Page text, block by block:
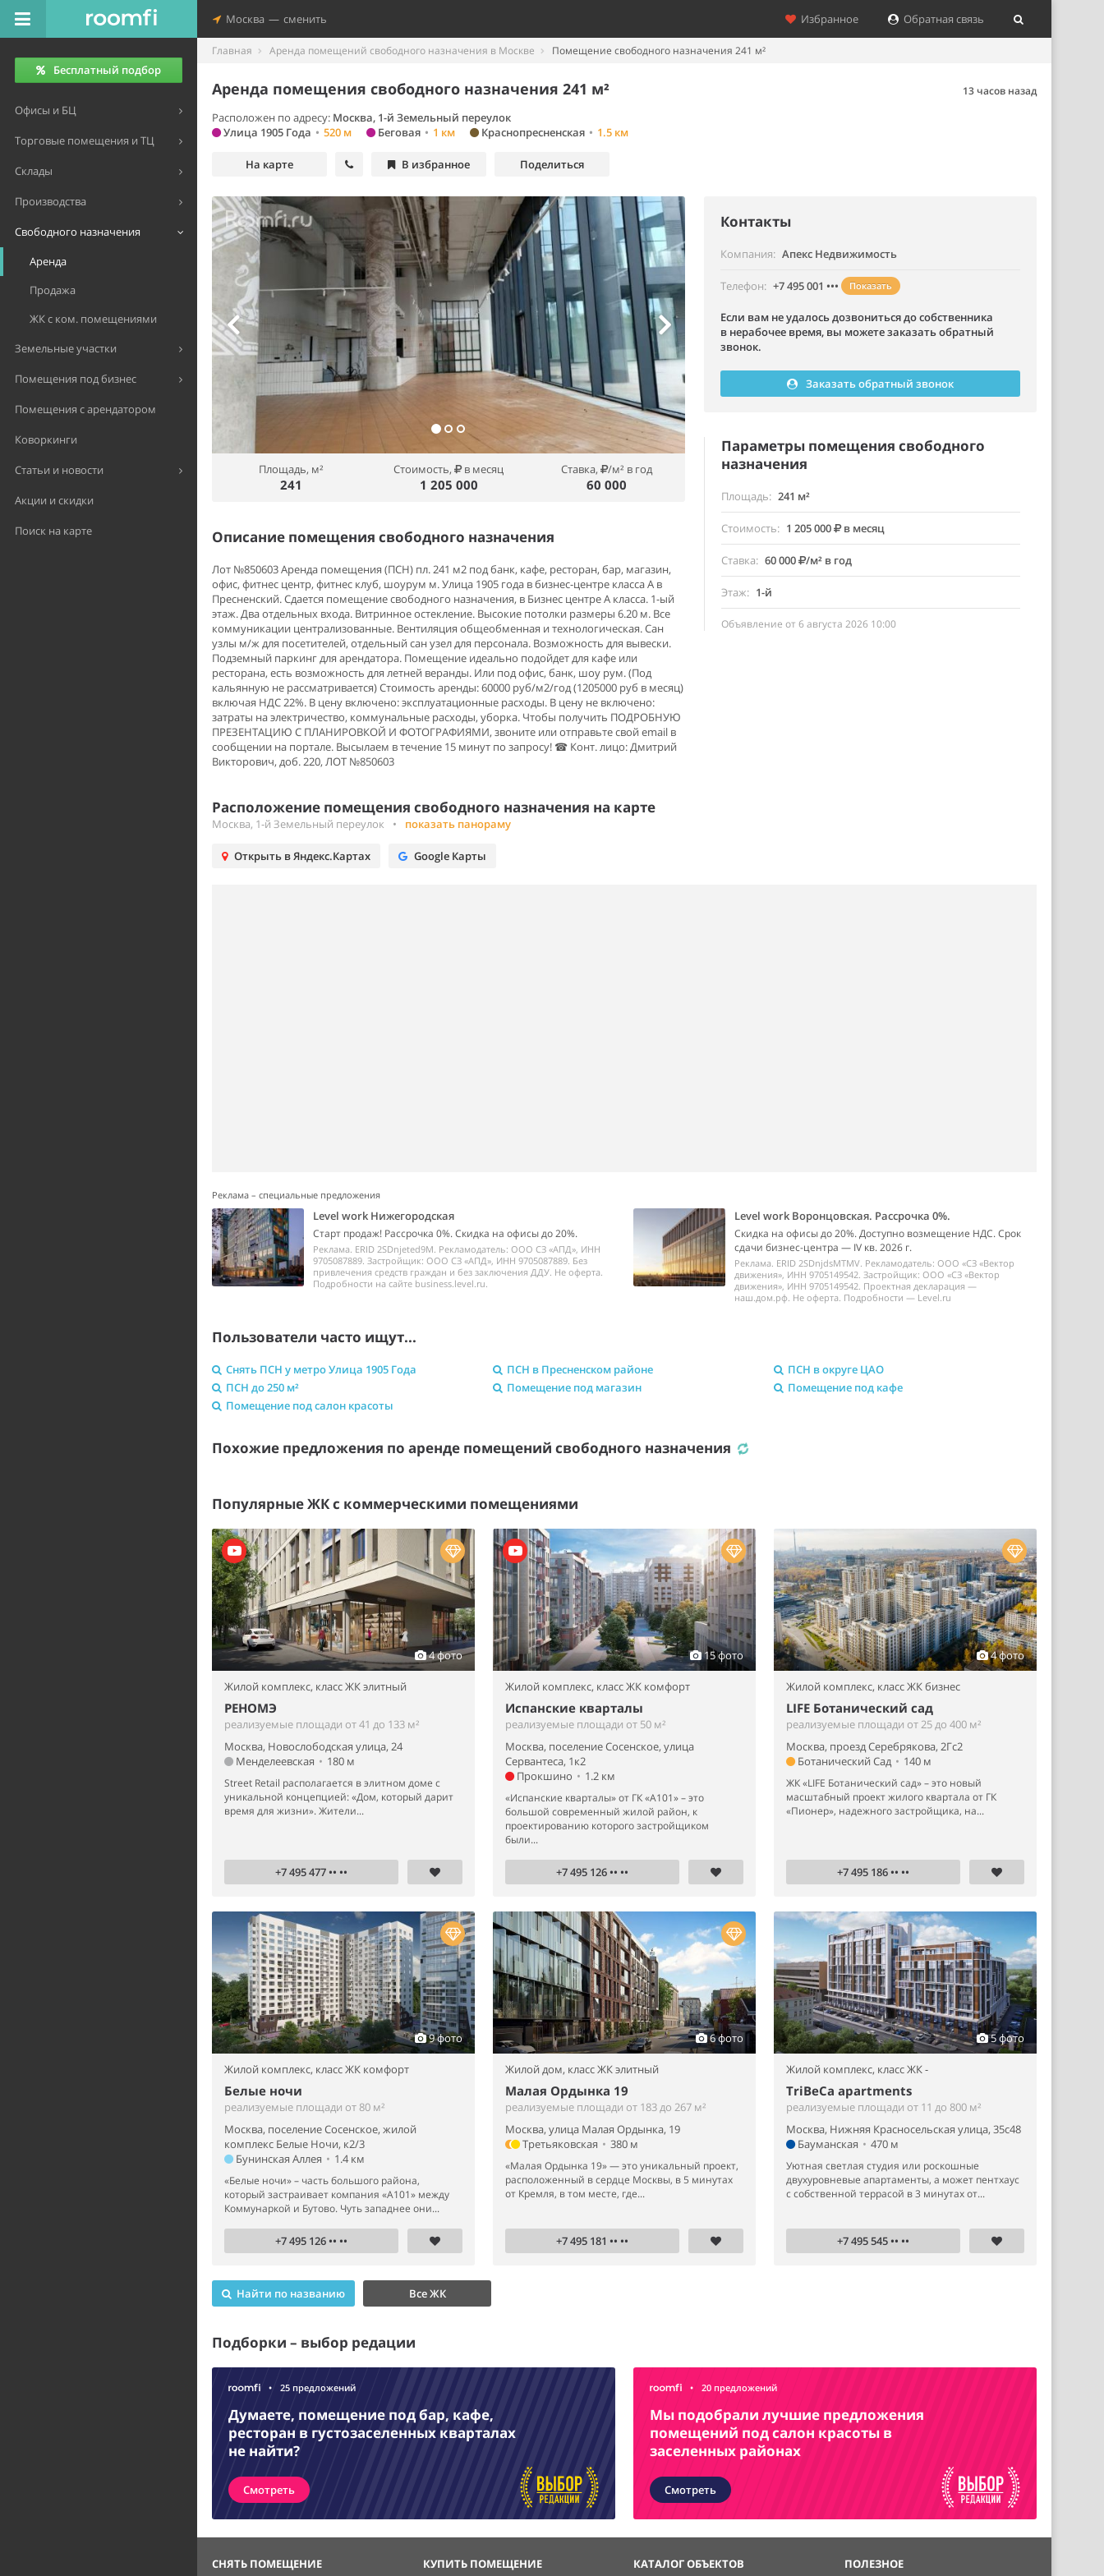
Москва — сменить Избранное Обратная связь
Бесплатный подбор
Офисы и БЦ
Торговые помещения и ТЦ
Склады
Производства
Свободного назначения
Аренда
Продажа
ЖК с ком. помещениями
Земельные участки
Помещения под бизнес
Помещения с арендатором
Коворкинги
Статьи и новости
Акции и скидки
Поиск на карте
Главная Аренда помещений свободного назначения в Москве Помещение свободного назначения 241 м²
Аренда помещения свободного назначения 241 м² 13 часов назад
Расположен по адресу: Москва, 1-й Земельный переулок
Улица 1905 Года • 520 м Беговая • 1 км Краснопресненская • 1.5 км
На карте В избранное Поделиться
Площадь, м²
241
Стоимость, в месяц
1 205 000
Ставка, /м² в год
60 000
Описание помещения свободного назначения
Лот №850603 Аренда помещения (ПСН) пл. 241 м2 под банк, кафе, ресторан, бар, магазин,
офис, фитнес центр, фитнес клуб, шоурум м. Улица 1905 года в бизнес-центре класса А в
Пресненский. Сдается помещение свободного назначения, в Бизнес центре А класса. 1-ый
этаж. Два отдельных входа. Витринное остекление. Высокие потолки размеры 6.20 м. Все
коммуникации централизованные. Вентиляция общеобменная и технологическая. Сан
узлы м/ж для посетителей, отдельный сан узел для персонала. Возможность для вывески.
Подземный паркинг для арендатора. Помещение идеально подойдет для кафе или
ресторана, есть возможность для летней веранды. Или под офис, банк, шоу рум. (Под
кальянную не рассматривается) Стоимость аренды: 60000 руб/м2/год (1205000 руб в месяц)
включая НДС 22%. В цену включено: эксплуатационные расходы. В цену не включено:
затраты на электричество, коммунальные расходы, уборка. Чтобы получить ПОДРОБНУЮ
ПРЕЗЕНТАЦИЮ С ПЛАНИРОВКОЙ И ФОТОГРАФИЯМИ, звоните или отправьте свой email в
сообщении на портале. Высылаем в течение 15 минут по запросу! ☎ Конт. лицо: Дмитрий
Викторович, доб. 220, ЛОТ №850603
Контакты
Компания Апекс Недвижимость
Телефон +7 495 001 ••• Показать
Если вам не удалось дозвониться до собственника
в нерабочее время, вы можете заказать обратный
звонок.
Заказать обратный звонок
Параметры помещения свободного
назначения
Площадь 241 м²
Стоимость 1 205 000 в месяц
Ставка 60 000 /м² в год
Этаж 1-й
Объявление от 6 августа 2026 10:00
Расположение помещения свободного назначения на карте
Москва, 1-й Земельный переулок • показать панораму
Открыть в Яндекс.Картах Google Карты
Реклама – специальные предложения
Level work Нижегородская
Старт продаж! Рассрочка 0%. Скидка на офисы до 20%.
Реклама. ERID 2SDnjeted9M. Рекламодатель: ООО СЗ «АПД», ИНН
9705087889. Застройщик: ООО СЗ «АПД», ИНН 9705087889. Без
привлечения средств граждан и без заключения ДДУ. Не оферта.
Подробности на сайте business.level.ru.
Level work Воронцовская. Рассрочка 0%.
Скидка на офисы до 20%. Доступно возмещение НДС. Срок
сдачи бизнес-центра — IV кв. 2026 г.
Реклама. ERID 2SDnjdsMTMV. Рекламодатель: ООО «СЗ «Вектор
движения», ИНН 9705149542. Застройщик: ООО «СЗ «Вектор
движения», ИНН 9705149542. Проектная декларация —
наш.дом.рф. Не оферта. Подробности — Level.ru
Пользователи часто ищут...
Снять ПСН у метро Улица 1905 Года ПСН в Пресненском районе
ПСН в округе ЦАО
ПСН до 250 м²
Помещение под магазин
Помещение под кафе
Помещение под салон красоты
Похожие предложения по аренде помещений свободного назначения
Популярные ЖК с коммерческими помещениями
4 фото
Жилой комплекс, класс ЖК элитный
РЕНОМЭ
реализуемые площади от 41 до 133 м²
Москва, Новослободская улица, 24
Менделеевская • 180 м
Street Retail располагается в элитном доме с
уникальной концепцией: «Дом, который дарит
время для жизни». Жители...
+7 495 477 •• ••
15 фото
Жилой комплекс, класс ЖК комфорт
Испанские кварталы
реализуемые площади от 50 м²
Москва, поселение Сосенское, улица
Сервантеса, 1к2
Прокшино • 1.2 км
«Испанские кварталы» от ГК «А101» – это
большой современный жилой район, к
проектированию которого застройщиком
были...
+7 495 126 •• ••
4 фото
Жилой комплекс, класс ЖК бизнес
LIFE Ботанический сад
реализуемые площади от 25 до 400 м²
Москва, проезд Серебрякова, 2Гс2
Ботанический Сад • 140 м
ЖК «LIFE Ботанический сад» – это новый
масштабный проект жилого квартала от ГК
«Пионер», надежного застройщика, на...
+7 495 186 •• ••
9 фото
Жилой комплекс, класс ЖК комфорт
Белые ночи
реализуемые площади от 80 м²
Москва, поселение Сосенское, жилой
комплекс Белые Ночи, к2/3
Бунинская Аллея • 1.4 км
«Белые ночи» – часть большого района,
который застраивает компания «А101» между
Коммунаркой и Бутово. Чуть западнее они...
+7 495 126 •• ••
6 фото
Жилой дом, класс ЖК элитный
Малая Ордынка 19
реализуемые площади от 183 до 267 м²
Москва, улица Малая Ордынка, 19
Третьяковская • 380 м
«Малая Ордынка 19» — это уникальный проект,
расположенный в сердце Москвы, в 5 минутах
от Кремля, в том месте, где...
+7 495 181 •• ••
5 фото
Жилой комплекс, класс ЖК -
TriBeCa apartments
реализуемые площади от 11 до 800 м²
Москва, Нижняя Красносельская улица, 35с48
Бауманская • 470 м
Уютная светлая студия или роскошные
двухуровневые апартаменты, а может пентхаус
с собственной террасой в 3 минутах от...
+7 495 545 •• ••
Найти по названию Все ЖК
Подборки – выбор редации
• 25 предложений
Думаете, помещение под бар, кафе,
ресторан в густозаселенных кварталах
не найти?
Смотреть
• 20 предложений
Мы подобрали лучшие предложения
помещений под салон красоты в
заселенных районах
Смотреть
СНЯТЬ ПОМЕЩЕНИЕ КУПИТЬ ПОМЕЩЕНИЕ КАТАЛОГ ОБЪЕКТОВ ПОЛЕЗНОЕ